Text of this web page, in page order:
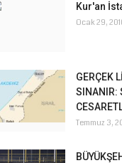
Kur'an
Ocak 29,
GERÇEK
SINANIR:
Temmuz 3,